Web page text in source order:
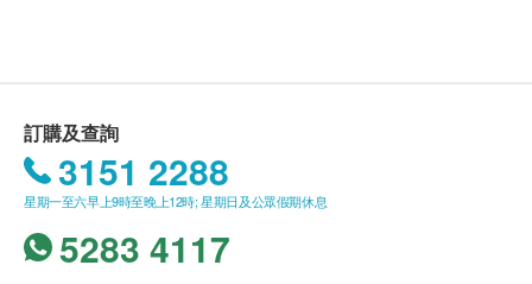
特別適合孕婦、老人家及體弱人士進食。
服用方法
每日一樽，即開即食，持續給每寸肌膚及身體充分滋
養
送貨條款：
購買產品總額滿HK$500，即可享本地免費送貨服
務。賬單總額未滿HK$500需附加HK$50運費。
我們將於確定訂單後1-3個工作天內安排發貨。
不排除運送時間會因節日而有所影響。當八號烈風
訂購及查詢
3151 2288
星期一至六早上9時至晚上12時; 星期日及公眾假期休息
5283 4117